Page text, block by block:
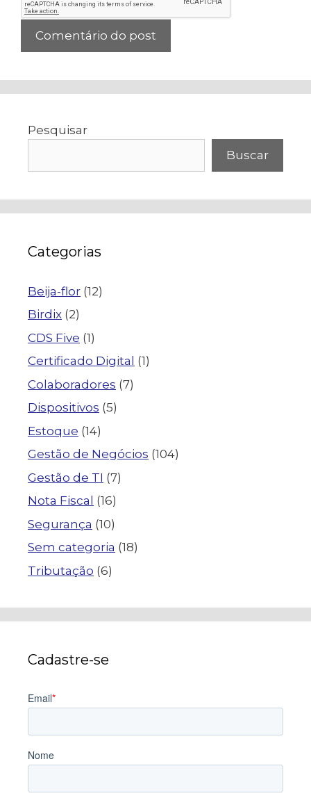
Pesquisar
Buscar
Categorias
Beija-flor (12)
Birdix (2)
CDS Five (1)
Certificado Digital (1)
Colaboradores (7)
Dispositivos (5)
Estoque (14)
Gestão de Negócios (104)
Gestão de TI (7)
Nota Fiscal (16)
Segurança (10)
Sem categoria (18)
Tributação (6)
Cadastre-se